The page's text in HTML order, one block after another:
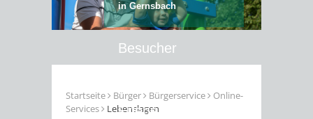
in Gernsbach
Besucher
Erleben
Startseite Bürger Bürgerservice
Online-
Services
Lebenslagen